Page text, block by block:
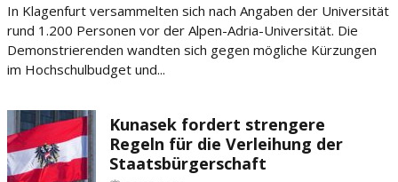
In Klagenfurt versammelten sich nach Angaben der Universität
rund 1.200 Personen vor der Alpen-Adria-Universität. Die
Demonstrierenden wandten sich gegen mögliche Kürzungen
im Hochschulbudget und...
Kunasek fordert strengere
Regeln für die Verleihung der
Staatsbürgerschaft